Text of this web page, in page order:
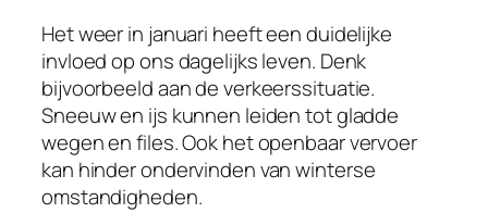
Het weer in januari heeft een duidelijke
invloed op ons dagelijks leven. Denk
bijvoorbeeld aan de verkeerssituatie.
Sneeuw en ijs kunnen leiden tot gladde
wegen en files. Ook het openbaar vervoer
kan hinder ondervinden van winterse
omstandigheden.